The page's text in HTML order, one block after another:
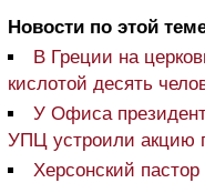
Новости по этой
В Греции на
кислотой десять
У Офиса
УПЦ устроили акцию
Херсонский